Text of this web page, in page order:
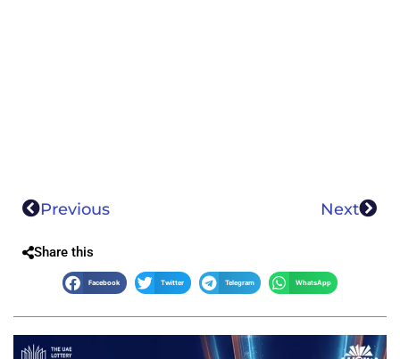
Previous Next
Share this
Facebook Twitter Telegram WhatsApp